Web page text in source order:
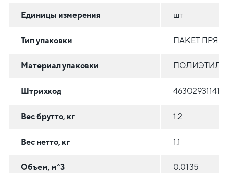
Единицы измерения шт
Тип упаковки ПАКЕТ
Материал упаковки
Штрихкод
Вес брутто, кг 1.2
Вес нетто, кг 1.1
Объем, м^3 0.0135